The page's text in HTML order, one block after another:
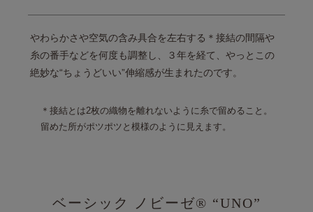
やわらかさや空気の含み具合を左右する ＊接結の間隔や
糸の番手などを何度も調整し、
３年を経て、やっとこの
絶妙な“ちょうどいい”伸縮感が生まれたのです。
接結とは2枚の織物を離れないように糸で留めること。
留めた所がポツポツと模様のように見えます。
ベーシック ノビーゼ® “UNO”